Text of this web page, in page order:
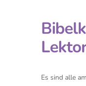
Es sind alle